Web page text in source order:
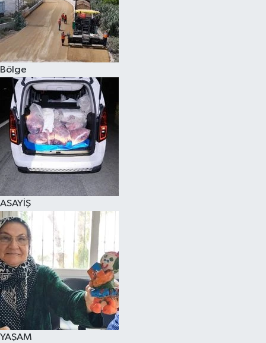
Bölge
ASAYİŞ
YAŞAM